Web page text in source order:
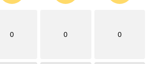
0 0 0